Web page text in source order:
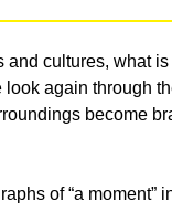
and cultures, what
again through
become
of “a